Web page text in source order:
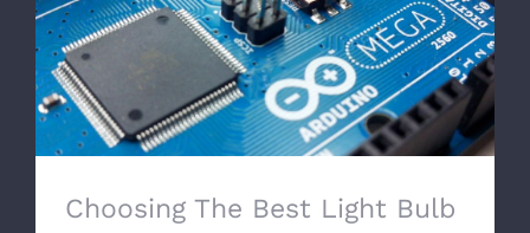
Choosing The Best Light Bulb
Choosing The Best Light Bulb